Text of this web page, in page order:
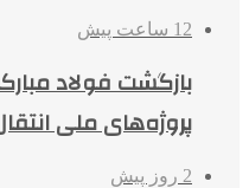
12 ساعت پیش
بازگشت فولاد
پروژه‌های ملی
2 روز پیش